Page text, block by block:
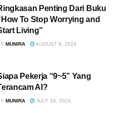
Penting Dari Buku
To Stop Worrying and
Living”
MUNIRA AUGUST 8, 2024
Pekerja “9~5” Yang
AI?
MUNIRA JULY 26, 2024